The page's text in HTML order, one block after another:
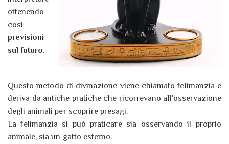
ottenendo
così
previsioni
sul futuro.
Questo metodo di divinazione viene chiamato felimanzia e
deriva da antiche pratiche che ricorrevano all'osservazione
degli animali per scoprire presagi.
La felimanzia si può praticare sia osservando il proprio
animale, sia un gatto esterno.